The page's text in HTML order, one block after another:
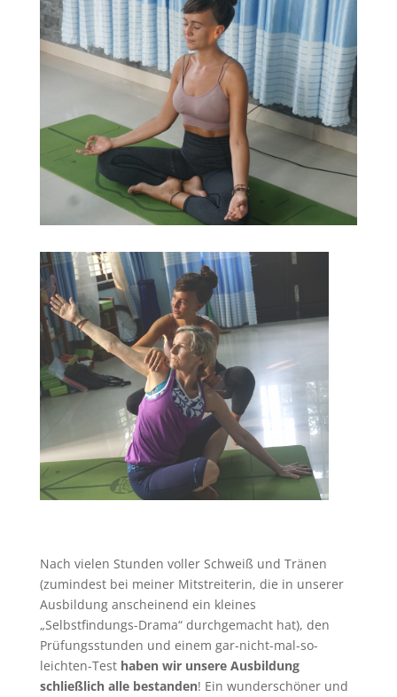
Nach vielen Stunden voller Schweiß und Tränen
(zumindest bei meiner Mitstreiterin, die in unserer
Ausbildung anscheinend ein kleines
„Selbstfindungs-Drama“ durchgemacht hat), den
Prüfungsstunden und einem gar-nicht-mal-so-
leichten-Test haben wir unsere Ausbildung
schließlich alle bestanden! Ein wunderschöner und